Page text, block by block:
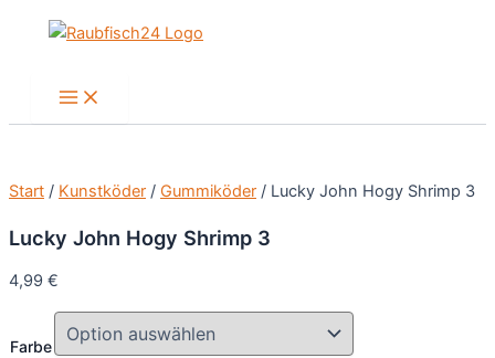
Main
Menu
Start / Kunstköder / Gummiköder / Lucky John Hogy Shrimp 3
Lucky John Hogy Shrimp 3
4,99 €
Farbe